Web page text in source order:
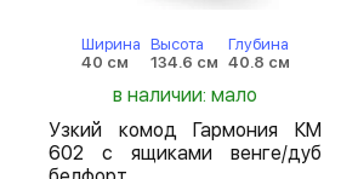
Ширина
40 см
Высота
134.6 см
Глубина
40.8 см
в наличии: мало
Узкий комод Гармония КМ
602 с ящиками венге/дуб